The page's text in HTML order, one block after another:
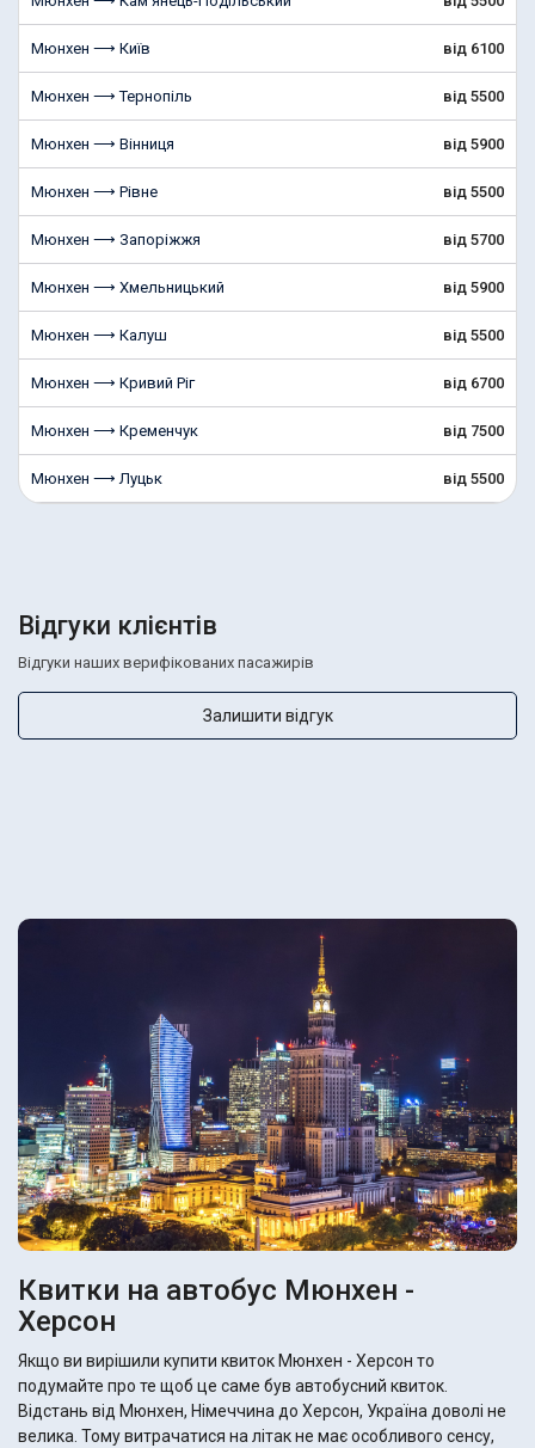
Мюнхен ⟶ Київ від 6100
Мюнхен ⟶ Тернопіль від 5500
Мюнхен ⟶ Вінниця від 5900
Мюнхен ⟶ Рівне від 5500
Мюнхен ⟶ Запоріжжя від 5700
Мюнхен ⟶ Хмельницький від 5900
Мюнхен ⟶ Калуш від 5500
Мюнхен ⟶ Кривий Ріг від 6700
Мюнхен ⟶ Кременчук від 7500
Мюнхен ⟶ Луцьк від 5500
Відгуки клієнтів
Відгуки наших верифікованих пасажирів
Залишити відгук
Квитки на автобус Мюнхен -
Херсон
Якщо ви вирішили купити квиток Мюнхен - Херсон то
подумайте про те щоб це саме був автобусний квиток.
Відстань від Мюнхен, Німеччина до Херсон, Україна доволі не
велика. Тому витрачатися на літак не має особливого сенсу,